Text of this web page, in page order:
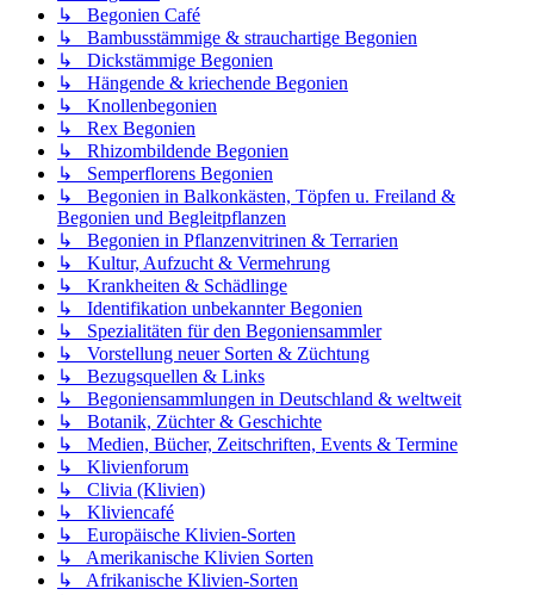
↳ Begonien Café
↳ Bambusstämmige & strauchartige Begonien
↳ Dickstämmige Begonien
↳ Hängende & kriechende Begonien
↳ Knollenbegonien
↳ Rex Begonien
↳ Rhizombildende Begonien
↳ Semperflorens Begonien
↳ Begonien in Balkonkästen, Töpfen u. Freiland &
Begonien und Begleitpflanzen
↳ Begonien in Pflanzenvitrinen & Terrarien
↳ Kultur, Aufzucht & Vermehrung
↳ Krankheiten & Schädlinge
↳ Identifikation unbekannter Begonien
↳ Spezialitäten für den Begoniensammler
↳ Vorstellung neuer Sorten & Züchtung
↳ Bezugsquellen & Links
↳ Begoniensammlungen in Deutschland & weltweit
↳ Botanik, Züchter & Geschichte
↳ Medien, Bücher, Zeitschriften, Events & Termine
↳ Klivienforum
↳ Clivia (Klivien)
↳ Kliviencafé
↳ Europäische Klivien-Sorten
↳ Amerikanische Klivien Sorten
↳ Afrikanische Klivien-Sorten